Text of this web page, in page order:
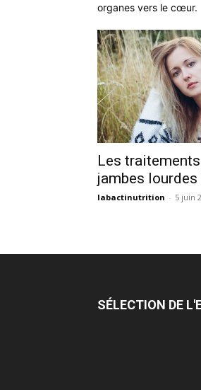
organes vers le cœur.
Les
jambes
labactinutrition - 5 juin
SÉLECTION DE